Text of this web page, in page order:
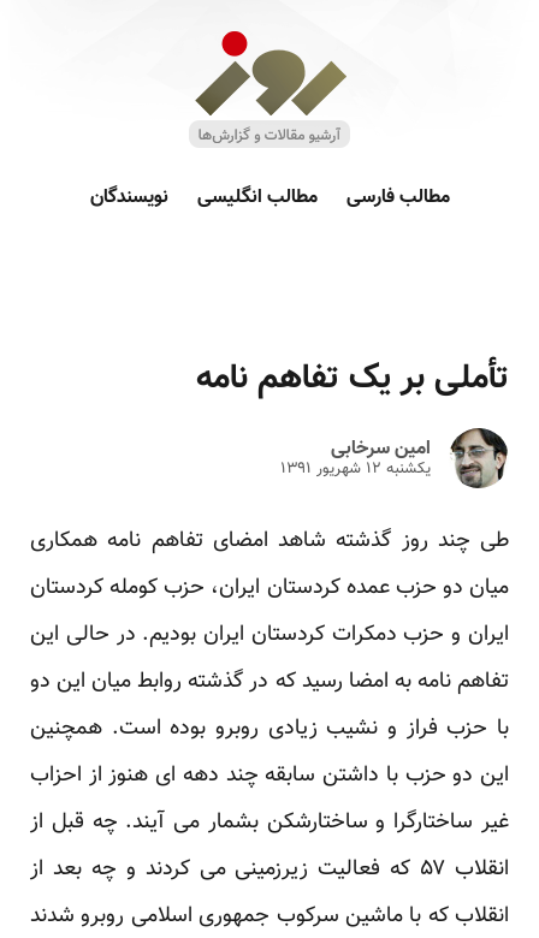
مطالب فارسی مطالب انگلیسی نویسندگان
تأملی بر یک تفاهم نامه
امین سرخابی
یکشنبه ۱۲ شهريور ۱۳۹۱
طی چند روز گذشته شاهد امضای تفاهم نامه همکاری
میان دو حزب عمده کردستان ایران، حزب کومله کردستان
ایران و حزب دمکرات کردستان ایران بودیم. در حالی این
تفاهم نامه به امضا رسید که در گذشته روابط میان این دو
با حزب فراز و نشیب زیادی روبرو بوده است. همچنین
این دو حزب با داشتن سابقه چند دهه ای هنوز از احزاب
غیر ساختارگرا و ساختارشکن بشمار می آیند. چه قبل از
انقلاب ۵۷ که فعالیت زیرزمینی می کردند و چه بعد از
انقلاب که با ماشین سرکوب جمهوری اسلامی روبرو شدند